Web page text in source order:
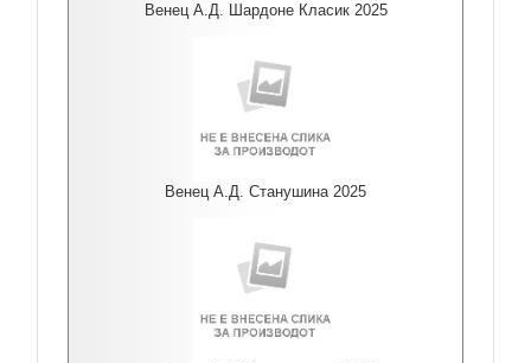
Венец А.Д. Шардоне Класик 2025
Венец А.Д. Станушина 2025